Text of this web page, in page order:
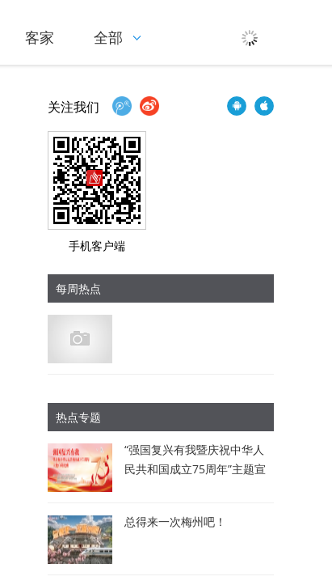
客家 全部
关注我们
手机客户端
每周热点
热点专题
“强国复兴有我暨庆祝中华人
民共和国成立75周年”主题宣
总得来一次梅州吧！